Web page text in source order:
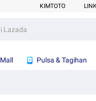
KIMTOTO
Pulsa & Tagihan